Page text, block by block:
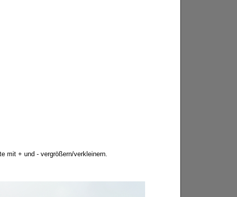
mit + und - vergrößern/verkleinern.